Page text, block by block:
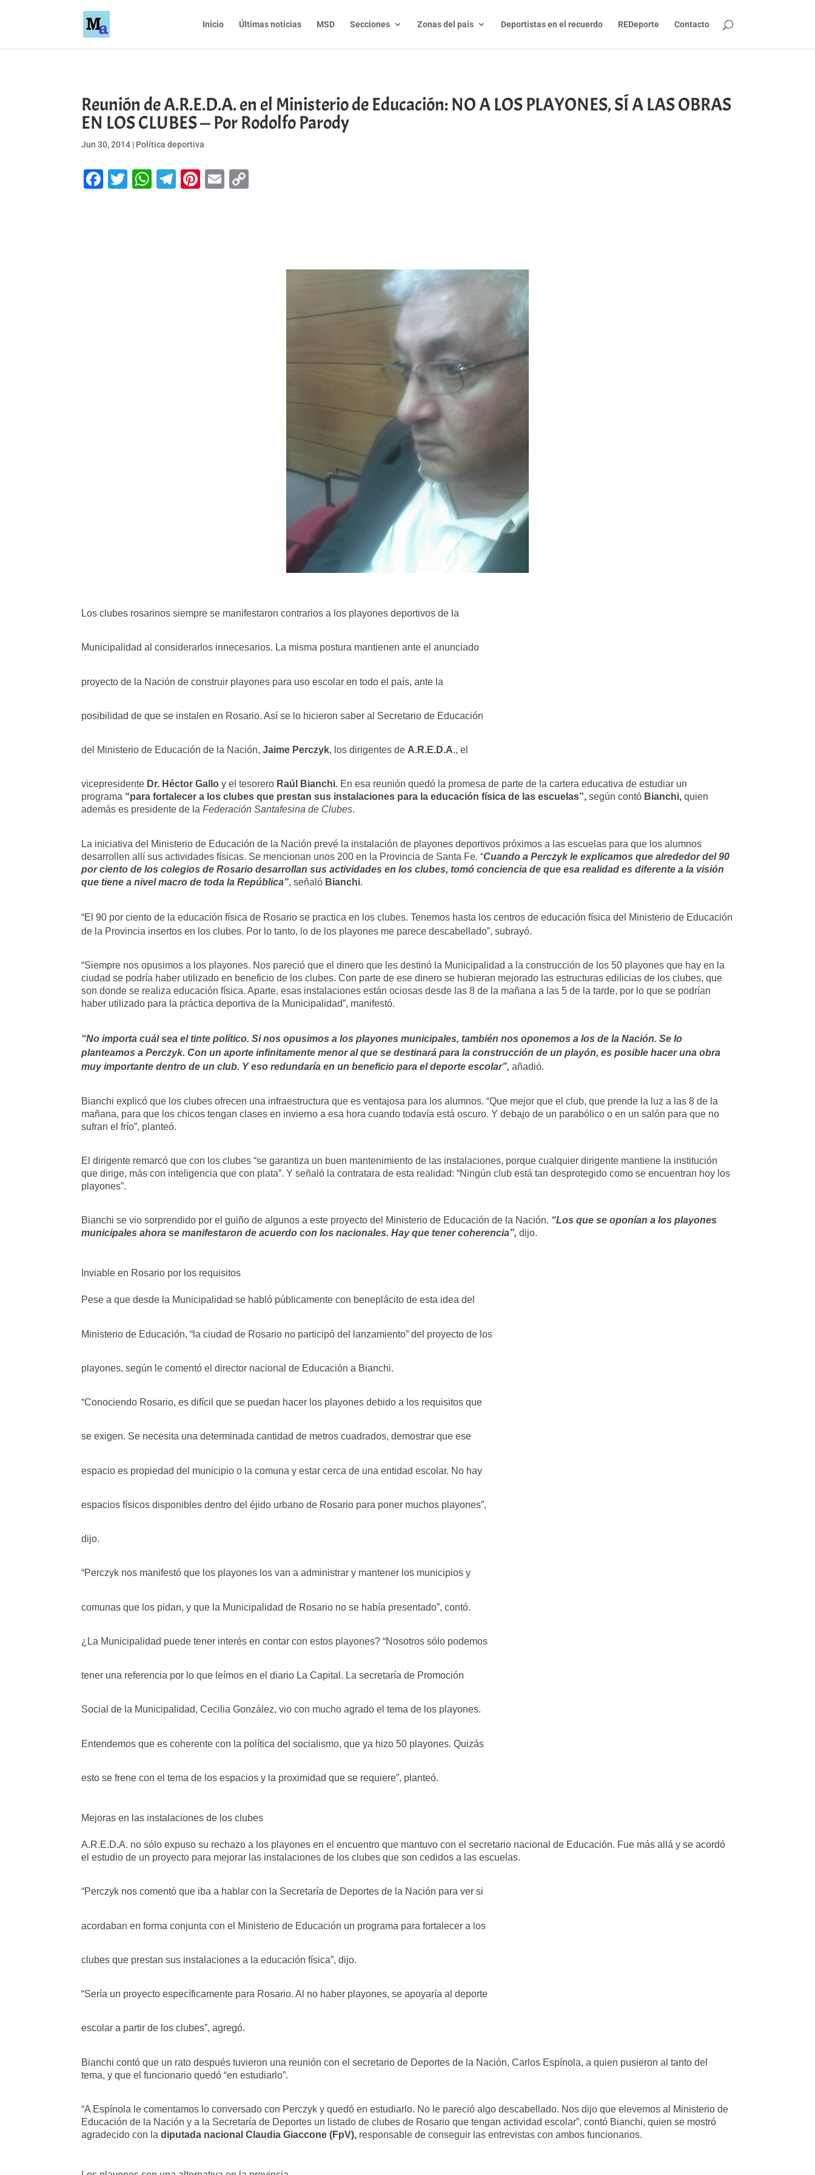
Inicio Últimas noticias MSD Secciones Zonas del país Deportistas en el recuerdo REDeporte Contacto
Reunión de A.R.E.D.A. en el Ministerio de Educación: NO A LOS PLAYONES, SÍ A LAS OBRAS
EN LOS CLUBES — Por Rodolfo Parody
Jun 30, 2014 | Política deportiva
Facebook
Twitter
WhatsApp
Telegram
Pinterest
Email
Los clubes rosarinos siempre se manifestaron contrarios a los playones deportivos de la
Municipalidad al considerarlos innecesarios. La misma postura mantienen ante el anunciado
proyecto de la Nación de construir playones para uso escolar en todo el país, ante la
posibilidad de que se instalen en Rosario. Así se lo hicieron saber al Secretario de Educación
del Ministerio de Educación de la Nación,Jaime Perczyk, los dirigentes de A.R.E.D.A., el
vicepresidente Dr. Héctor Gallo y el tesorero Raúl Bianchi. En esa reunión quedó la promesa de parte de la cartera educativa de estudiar un
programa “para fortalecer a los clubes que prestan sus instalaciones para la educación física de las escuelas”, según contó Bianchi, quien
además es presidente de laFederación Santafesina de Clubes.
La iniciativa del Ministerio de Educación de la Nación prevé la instalación de playones deportivos próximos a las escuelas para que los alumnos
desarrollen allí sus actividades físicas. Se mencionan unos 200 en la Provincia de Santa Fe. “Cuando a Perczyk le explicamos que alrededor del 90
por ciento de los colegios de Rosario desarrollan sus actividades en los clubes, tomó conciencia de que esa realidad es diferente a la visión
que tiene a nivel macro de toda la República”, señaló Bianchi.
“El 90 por ciento de la educación física de Rosario se practica en los clubes. Tenemos hasta los centros de educación física del Ministerio de Educación
de la Provincia insertos en los clubes. Por lo tanto, lo de los playones me parece descabellado”, subrayó.
“Siempre nos opusimos a los playones. Nos pareció que el dinero que les destinó la Municipalidad a la construcción de los 50 playones que hay en la
ciudad se podría haber utilizado en beneficio de los clubes. Con parte de ese dinero se hubieran mejorado las estructuras edilicias de los clubes, que
son donde se realiza educación física. Aparte, esas instalaciones están ociosas desde las 8 de la mañana a las 5 de la tarde, por lo que se podrían
haber utilizado para la práctica deportiva de la Municipalidad”, manifestó.
“No importa cuál sea el tinte político. Si nos opusimos a los playones municipales, también nos oponemos a los de la Nación. Se lo
planteamos a Perczyk. Con un aporte infinitamente menor al que se destinará para la construcción de un playón, es posible hacer una obra
muy importante dentro de un club. Y eso redundaría en un beneficio para el deporte escolar”, añadió.
Bianchi explicó que los clubes ofrecen una infraestructura que es ventajosa para los alumnos. “Que mejor que el club, que prende la luz a las 8 de la
mañana, para que los chicos tengan clases en invierno a esa hora cuando todavía está oscuro. Y debajo de un parabólico o en un salón para que no
sufran el frío”, planteó.
El dirigente remarcó que con los clubes “se garantiza un buen mantenimiento de las instalaciones, porque cualquier dirigente mantiene la institución
que dirige, más con inteligencia que con plata”. Y señaló la contratara de esta realidad: “Ningún club está tan desprotegido como se encuentran hoy los
playones”.
Bianchi se vio sorprendido por el guiño de algunos a este proyecto del Ministerio de Educación de la Nación. “Los que se oponían a los playones
municipales ahora se manifestaron de acuerdo con los nacionales. Hay que tener coherencia”, dijo.
Inviable en Rosario por los requisitos
Pese a que desde la Municipalidad se habló públicamente con beneplácito de esta idea del
Ministerio de Educación, “la ciudad de Rosario no participó del lanzamiento” del proyecto de los
playones, según le comentó el director nacional de Educación a Bianchi.
“Conociendo Rosario, es difícil que se puedan hacer los playones debido a los requisitos que
se exigen. Se necesita una determinada cantidad de metros cuadrados, demostrar que ese
espacio es propiedad del municipio o la comuna y estar cerca de una entidad escolar. No hay
espacios físicos disponibles dentro del éjido urbano de Rosario para poner muchos playones”,
dijo.
“Perczyk nos manifestó que los playones los van a administrar y mantener los municipios y
comunas que los pidan, y que la Municipalidad de Rosario no se había presentado”, contó.
¿La Municipalidad puede tener interés en contar con estos playones? “Nosotros sólo podemos
tener una referencia por lo que leímos en el diario La Capital. La secretaría de Promoción
Social de la Municipalidad, Cecilia González, vio con mucho agrado el tema de los playones.
Entendemos que es coherente con la política del socialismo, que ya hizo 50 playones. Quizás
esto se frene con el tema de los espacios y la proximidad que se requiere”, planteó.
Mejoras en las instalaciones de los clubes
A.R.E.D.A. no sólo expuso su rechazo a los playones en el encuentro que mantuvo con el secretario nacional de Educación. Fue más allá y se acordó
el estudio de un proyecto para mejorar las instalaciones de los clubes que son cedidos a las escuelas.
“Perczyk nos comentó que iba a hablar con la Secretaría de Deportes de la Nación para ver si
acordaban en forma conjunta con el Ministerio de Educación un programa para fortalecer a los
clubes que prestan sus instalaciones a la educación física”, dijo.
“Sería un proyecto específicamente para Rosario. Al no haber playones, se apoyaría al deporte
escolar a partir de los clubes”, agregó.
Bianchi contó que un rato después tuvieron una reunión con el secretario de Deportes de la Nación, Carlos Espínola, a quien pusieron al tanto del
tema, y que el funcionario quedó “en estudiarlo”.
“A Espínola le comentamos lo conversado con Perczyk y quedó en estudiarlo. No le pareció algo descabellado. Nos dijo que elevemos al Ministerio de
Educación de la Nación y a la Secretaría de Deportes un listado de clubes de Rosario que tengan actividad escolar”, contó Bianchi, quien se mostró
agradecido con ladiputada nacional Claudia Giaccone (FpV), responsable de conseguir las entrevistas con ambos funcionarios.